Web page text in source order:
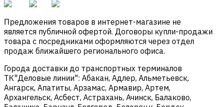
Предложения товаров в интернет-магазине не
является публичной офертой. Договоры купли-продажи
товара с посредниками оформляются через отдел
продаж ближайшего регионального офиса.
Города доставки до транспортных терминалов
ТК"Деловые линии": Абакан, Адлер, Альметьевск,
Ангарск, Апатиты, Арзамас, Армавир, Артем,
Архангельск, Асбест, Астрахань, Ачинск, Балаково,